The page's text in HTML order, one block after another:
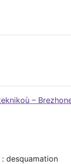
–
desquamation